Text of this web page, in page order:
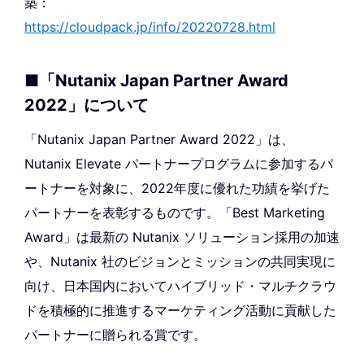
https://cloudpack.jp/info/20220728.html
■「Nutanix Japan Partner Award
2022」について
「Nutanix Japan Partner Award 2022」は、
Nutanix Elevate パートナープログラムに参加するパ
ートナーを対象に、2022年度に優れた功績を挙げた
パートナーを表彰するものです。「Best Marketing
Award」は最新の Nutanix ソリューション採用の加速
や、Nutanix 社のビジョンとミッションの共同実現に
向け、日本国内においてハイブリッド・マルチクラウ
ドを積極的に推進するマーケティング活動に貢献した
パートナーに贈られる賞です。